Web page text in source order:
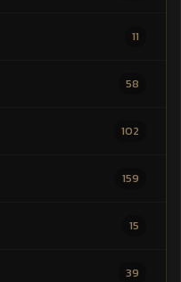
11
58
102
159
15
39